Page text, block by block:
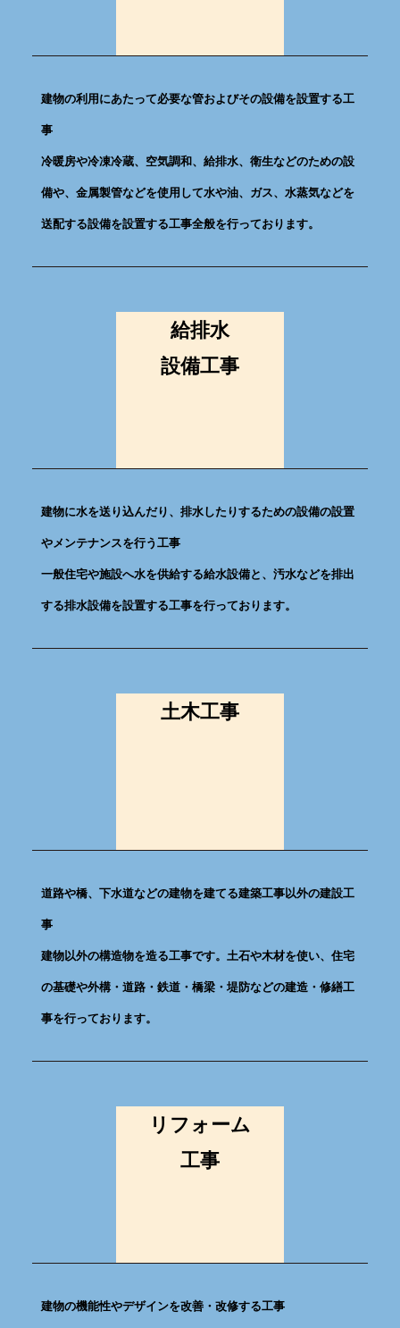
建物の利用にあたって必要な管およびその設備を設置する工
事
冷暖房や冷凍冷蔵、空気調和、給排水、衛生などのための設
備や、金属製管などを使用して水や油、ガス、水蒸気などを
送配する設備を設置する工事全般を行っております。
給排水
設備工事
建物に水を送り込んだり、排水したりするための設備の設置
やメンテナンスを行う工事
一般住宅や施設へ水を供給する給水設備と、汚水などを排出
する排水設備を設置する工事を行っております。
土木工事
道路や橋、下水道などの建物を建てる建築工事以外の建設工
事
建物以外の構造物を造る工事です。土石や木材を使い、住宅
の基礎や外構・道路・鉄道・橋梁・堤防などの建造・修繕工
事を行っております。
リフォーム
工事
建物の機能性やデザインを改善・改修する工事